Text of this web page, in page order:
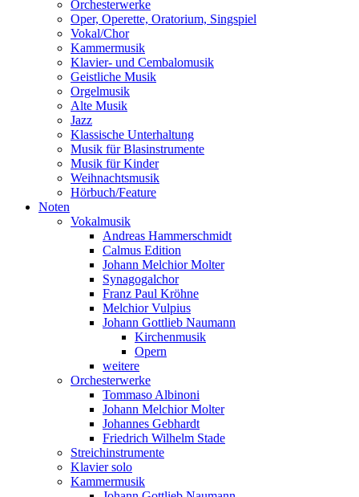
Orchesterwerke
Oper, Operette, Oratorium, Singspiel
Vokal/Chor
Kammermusik
Klavier- und Cembalomusik
Geistliche Musik
Orgelmusik
Alte Musik
Jazz
Klassische Unterhaltung
Musik für Blasinstrumente
Musik für Kinder
Weihnachtsmusik
Hörbuch/Feature
Noten
Vokalmusik
Andreas Hammerschmidt
Calmus Edition
Johann Melchior Molter
Synagogalchor
Franz Paul Kröhne
Melchior Vulpius
Johann Gottlieb Naumann
Kirchenmusik
Opern
weitere
Orchesterwerke
Tommaso Albinoni
Johann Melchior Molter
Johannes Gebhardt
Friedrich Wilhelm Stade
Streichinstrumente
Klavier solo
Kammermusik